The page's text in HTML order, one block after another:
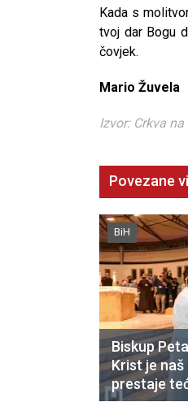
Kada s
tvoj dar Bogu
čovjek.
Mario Žuvela
Izvor: Crkva
Povezane
BiH
Biskup
Krist je
prestaje
CNAK
Kad se